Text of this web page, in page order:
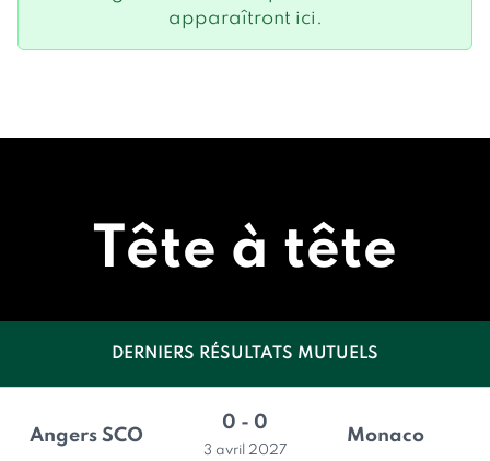
apparaîtront ici.
Tête à tête
DERNIERS RÉSULTATS MUTUELS
Angers SCO
0 - 0
3 avril 2027
Monaco